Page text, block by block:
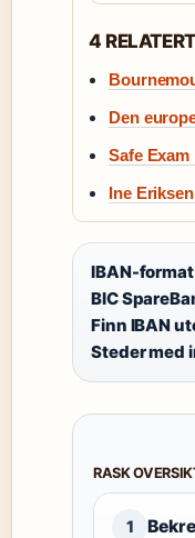
4
Den
Safe
Ine
IBAN-
BIC
Finn IBAN
Steder med
RASK
1